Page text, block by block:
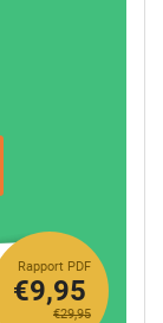
Rapport PDF
€29,95
€9,95